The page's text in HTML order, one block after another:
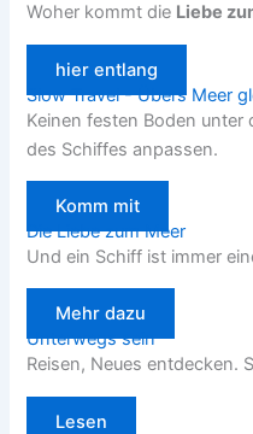
Woher kommt die Liebe
hier entlang
Slow Travel - Übers Meer
Keinen festen Boden unter
des Schiffes anpassen.
Komm mit
Die Liebe zum Meer
Und ein Schiff ist immer
Mehr dazu
Unterwegs sein
Reisen, Neues entdecken.
Lesen